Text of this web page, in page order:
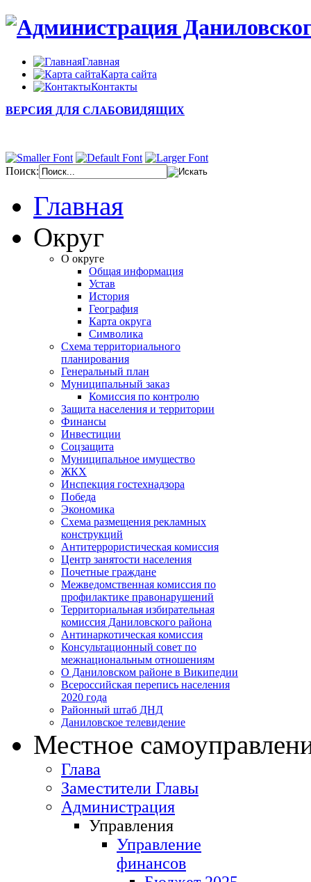
Главная
Карта сайта
Контакты
ВЕРСИЯ ДЛЯ СЛАБОВИДЯЩИХ
Поиск:
Главная
Округ
О округе
Общая информация
Устав
История
География
Карта округа
Символика
Схема территориального
планирования
Генеральный план
Муниципальный заказ
Комиссия по контролю
Защита населения и территории
Финансы
Инвестиции
Соцзащита
Муниципальное имущество
ЖКХ
Инспекция гостехнадзора
Победа
Экономика
Схема размещения рекламных
конструкций
Антитеррористическая комиссия
Центр занятости населения
Почетные граждане
Межведомственная комиссия по
профилактике правонарушений
Территориальная избирательная
комиссия Даниловского района
Антинаркотическая комиссия
Консультационный совет по
межнациональным отношениям
О Даниловском районе в Википедии
Всероссийская перепись населения
2020 года
Районный штаб ДНД
Даниловское телевидение
Местное
Глава
Заместители Главы
Администрация
Управления
Управление
финансов